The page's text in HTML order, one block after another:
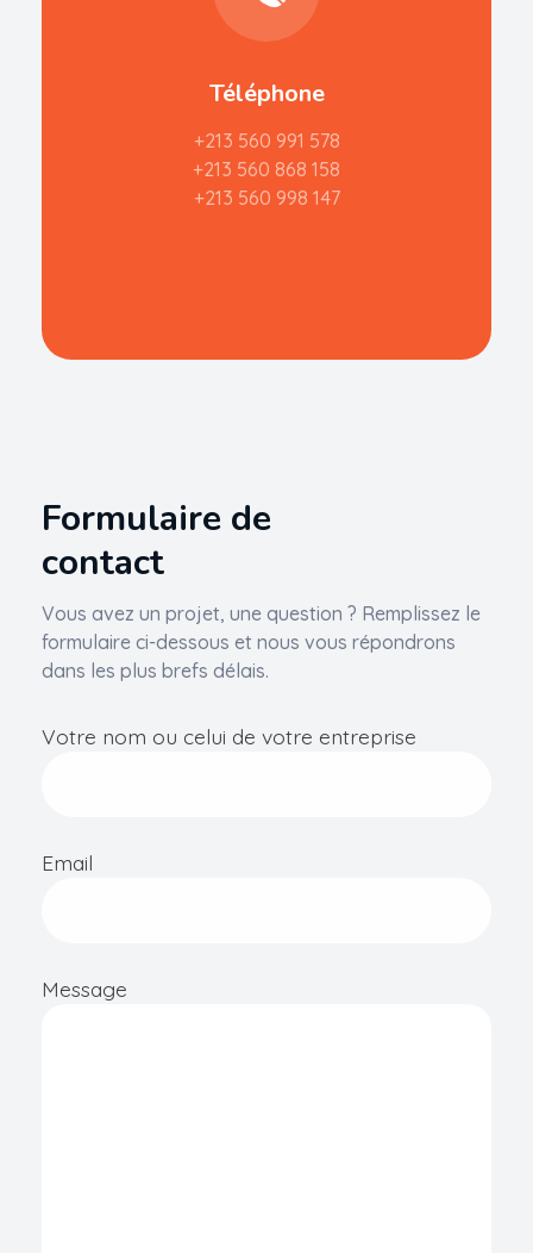
Téléphone
+213 560 991 578
+213 560 868 158
+213 560 998 147
Formulaire de
contact
Vous avez un projet, une question ? Remplissez le
formulaire ci-dessous et nous vous répondrons
dans les plus brefs délais.
Votre nom ou celui de votre entreprise
Email
Message